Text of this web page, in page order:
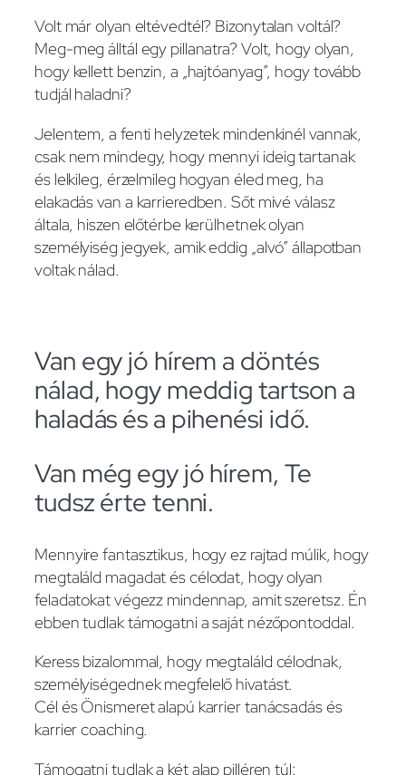
Volt már olyan eltévedtél? Bizonytalan voltál?
Meg-meg álltál egy pillanatra? Volt, hogy olyan,
hogy kellett benzin, a „hajtóanyag”, hogy tovább
tudjál haladni?
Jelentem, a fenti helyzetek mindenkinél vannak,
csak nem mindegy, hogy mennyi ideig tartanak
és lelkileg, érzelmileg hogyan éled meg, ha
elakadás van a karrieredben. Sőt mivé válasz
általa, hiszen előtérbe kerülhetnek olyan
személyiség jegyek, amik eddig „alvó” állapotban
voltak nálad.
Van egy jó hírem a döntés
nálad, hogy meddig tartson a
haladás és a pihenési idő.
Van még egy jó hírem, Te
tudsz érte tenni.
Mennyire fantasztikus, hogy ez rajtad múlik, hogy
megtaláld magadat és célodat, hogy olyan
feladatokat végezz mindennap, amit szeretsz. Én
ebben tudlak támogatni a saját nézőpontoddal.
Keress bizalommal, hogy megtaláld célodnak,
személyiségednek megfelelő hivatást.
Cél és Önismeret alapú karrier tanácsadás és
karrier coaching.
Támogatni tudlak a két alap pilléren túl: